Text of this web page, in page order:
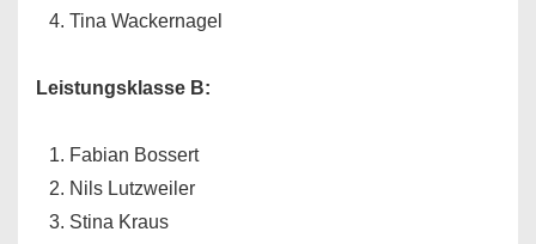
Tina Wackernagel
Leistungsklasse B:
Fabian Bossert
Nils Lutzweiler
Stina Kraus